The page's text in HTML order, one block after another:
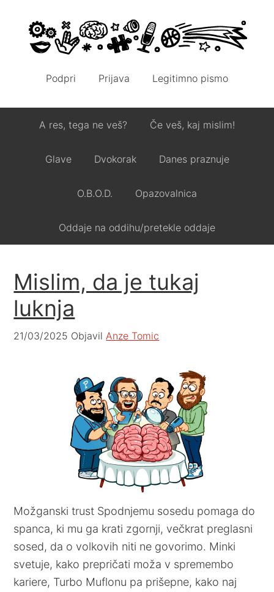
Podpri Prijava Legitimno pismo
A res, tega ne veš? Če veš, kaj mislim!
Glave Dvokorak Danes praznuje
O.B.O.D. Opazovalnica
Oddaje na oddihu/pretekle oddaje
Mislim, da je tukaj
luknja
21/03/2025 ObjavilAnze Tomic
Možganski trust Spodnjemu sosedu pomaga do
spanca, ki mu ga krati zgornji, večkrat preglasni
sosed, da o volkovih niti ne govorimo. Minki
svetuje, kako prepričati moža v spremembo
kariere, Turbo Muflonu pa prišepne, kako naj